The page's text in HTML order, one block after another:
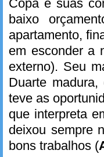
Copa e suas
baixo
apartamento,
em esconder a
externo). Seu
Duarte
teve as
que interpreta
deixou sempre
bons trabalhos (